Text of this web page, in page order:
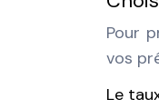
Pour
vos
Le